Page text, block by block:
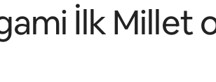
İlk Millet